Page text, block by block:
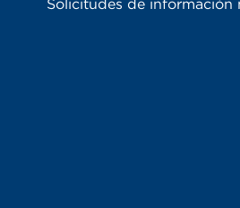
Solicitudes de información